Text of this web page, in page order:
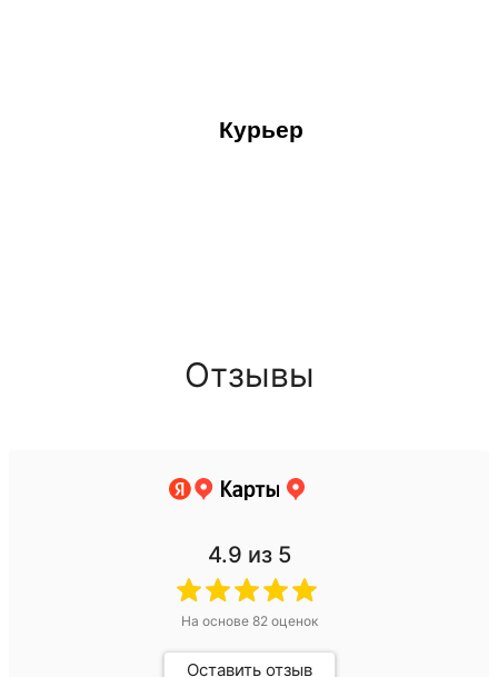
Курьер